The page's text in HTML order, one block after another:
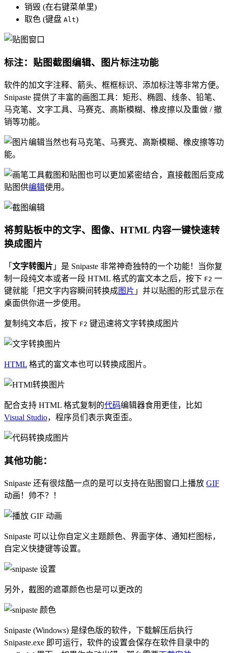
销毁 (在右键菜单里)
取色 (键盘 Alt)
标注：贴图截图编辑、图片标注功能
软件的加文字注释、箭头、框框标识、添加标注等非常方便。
Snipaste 提供了丰富的画图工具：矩形、椭圆、线条、铅笔、
马克笔、文字工具、马赛克、高斯模糊、橡皮擦以及重做 / 撤
销等功能。
当然也有马克笔、马赛克、高斯模糊、橡皮擦等功
能。
截图和贴图也可以更加紧密结合，直接截图后变成
贴图供编辑使用。
将剪贴板中的文字、图像、HTML 内容一键快速转
换成图片
「 文字转图片 」是 Snipaste 非常神奇独特的一个功能！当你复
制一段纯文本或者一段 HTML 格式的富文本之后，按下 F2 一
键就能「把文字内容瞬间转换成图片 」并以贴图的形式显示在
桌面供你进一步使用。
复制纯文本后，按下 F2 键迅速将文字转换成图片
HTML 格式的富文本也可以转换成图片。
配合支持 HTML 格式复制的代码编辑器食用更佳，比如
Visual Studio，程序员们表示爽歪歪。
其他功能：
Snipaste 还有很炫酷一点的是可以支持在贴图窗口上播放 GIF
动画！帅不？！
Snipaste 可以让你自定义主题颜色、界面字体、通知栏图标，
自定义快捷键等设置。
另外，截图的遮罩颜色也是可以更改的
Snipaste (Windows) 是绿色版的软件，下载解压后执行
Snipaste.exe 即可运行，软件的设置会保存在软件目录中的